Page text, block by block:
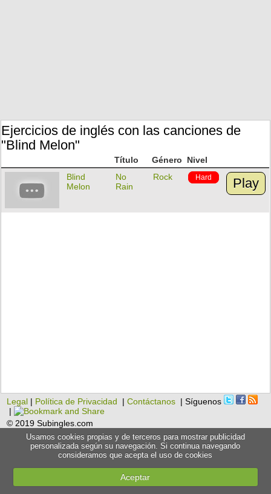
Ejercicios de inglés con las canciones de
"Blind Melon"
Título Género
Nivel
Blind
Melon
No
Rain
Rock Hard Play
Legal | Política de Privacidad |Contáctanos | Síguenos
|
© 2019 Subingles.com
Usamos cookies propias y de terceros para mostrar publicidad
personalizada según su navegación. Si continua navegando
consideramos que acepta el uso de cookies
Aceptar